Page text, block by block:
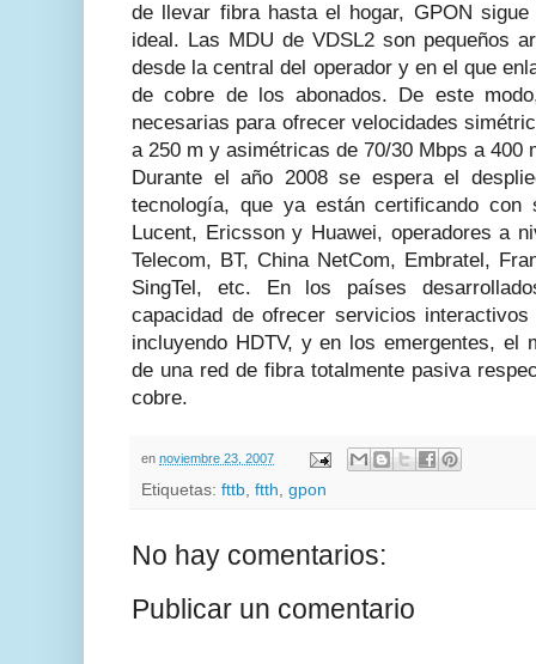
de llevar fibra hasta el hogar, GPON
ideal. Las MDU de VDSL2 son pequeños
desde la central del operador y en el que
de cobre de los abonados. De este
necesarias para ofrecer velocidades
a 250 m y asimétricas de 70/30 Mbps a 400
Durante el año 2008 se espera el
tecnología, que ya están certificando con
Lucent, Ericsson y Huawei, operadores a
Telecom, BT, China NetCom, Embratel,
SingTel, etc. En los países
capacidad de ofrecer servicios
incluyendo HDTV, y en los emergentes, el
de una red de fibra totalmente pasiva
cobre.
en noviembre 23, 2007
Etiquetas: fttb, ftth, gpon
No hay comentarios:
Publicar un comentario